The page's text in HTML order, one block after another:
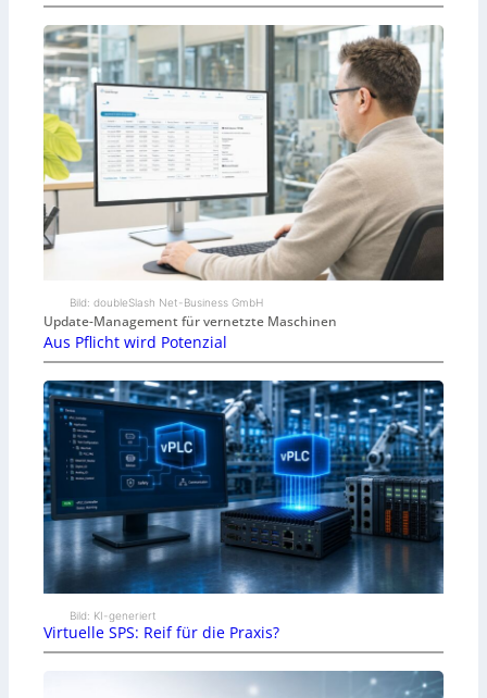
Bild: doubleSlash Net-Business GmbH
Update-Management für vernetzte Maschinen
Aus Pflicht wird Potenzial
Bild: KI-generiert
Virtuelle SPS: Reif für die Praxis?